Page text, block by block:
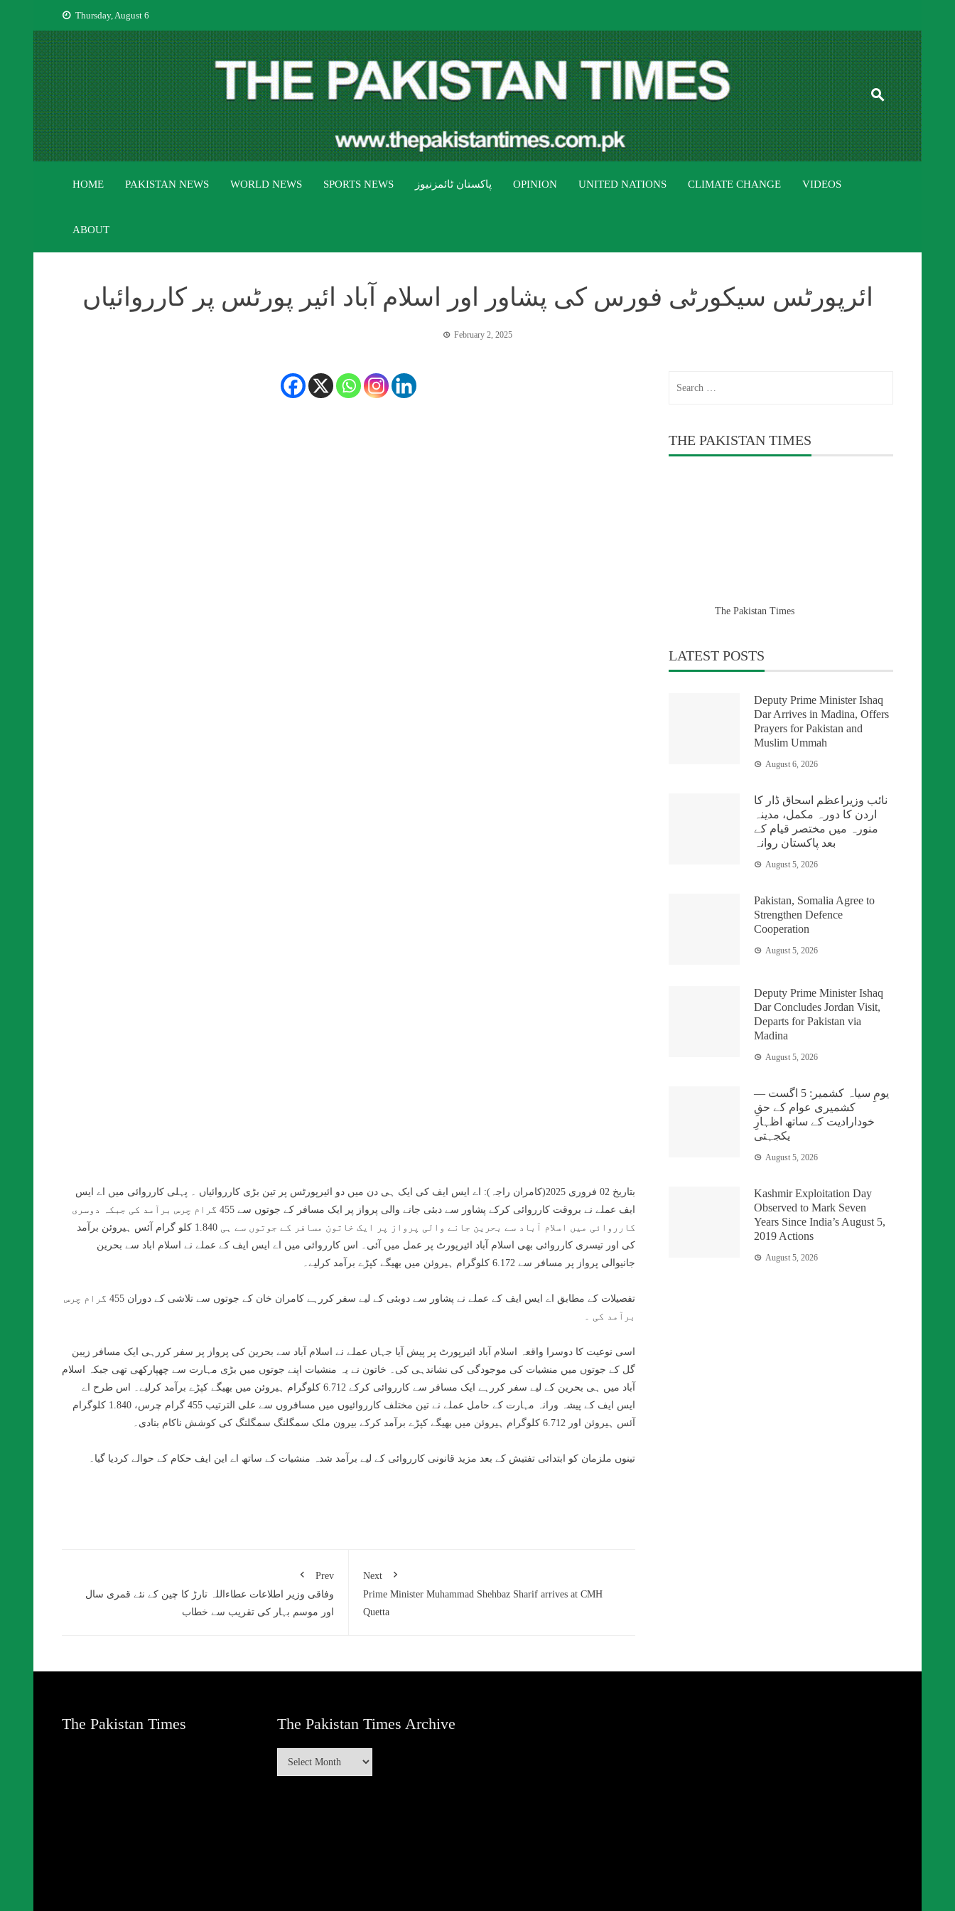
content
Thursday, August 6
THE PAKISTAN TIMES
The Pakistan Times
HOME PAKISTAN NEWS WORLD NEWS SPORTS NEWS پاکستان ٹائمزنیوز OPINION UNITED NATIONS CLIMATE CHANGE VIDEOS
ABOUT
ائرپورٹس سیکورٹی فورس کی پشاور اور اسلام آباد ائیر پورٹس پر کارروائیاں
February 2, 2025
بتاریخ 02 فروری 2025(کامران راجہ): اے ایس ایف کی ایک ہی دن میں دو ائیرپورٹس پر تین بڑی کارروائیاں ۔ پہلی کارروائی میں اے ایس
ایف عملے نے بروقت کارروائی کرکے پشاور سے دبئی جانے والی پرواز پر ایک مسافر کے جوتوں سے 455 گرام چرس برآمد کی جبکہ دوسری
کارروائی میں اسلام آباد سے بحرین جانے والی پرواز پر ایک خاتون مسافر کے جوتوں سے ہی 1.840 کلو گرام آئس ہیروئن برآمد
کی اور تیسری کارروائی بھی اسلام آباد ائیرپورٹ پر عمل میں آئی۔ اس کارروائی میں اے ایس ایف کے عملے نے اسلام اباد سے بحرین
جانیوالی پرواز پر مسافر سے 6.172 کلوگرام ہیروئن میں بھیگے کپڑے برآمد کرلیے۔
تفصیلات کے مطابق اے ایس ایف کے عملے نے پشاور سے دوبئی کے لیے سفر کررہے کامران خان کے جوتوں سے تلاشی کے دوران 455 گرام چرس
برآمد کی ۔
اسی نوعیت کا دوسرا واقعہ اسلام آباد ائیرپورٹ پر پیش آیا جہاں عملے نے اسلام آباد سے بحرین کی پرواز پر سفر کررہی ایک مسافر زیبن
گل کے جوتوں میں منشیات کی موجودگی کی نشاندہی کی۔ خاتون نے یہ منشیات اپنے جوتوں میں بڑی مہارت سے چھپارکھی تھی جبکہ اسلام
آباد میں ہی بحرین کے لیے سفر کررہے ایک مسافر سے کارروائی کرکے 6.712 کلوگرام ہیروئن میں بھیگے کپڑے برآمد کرلیے۔ اس طرح اے
ایس ایف کے پیشہ ورانہ مہارت کے حامل عملے نے تین مختلف کارروائیوں میں مسافروں سے علی الترتیب 455 گرام چرس، 1.840 کلوگرام
آئس ہیروئن اور 6.712 کلوگرام ہیروئن میں بھیگے کپڑے برآمد کرکے بیرون ملک سمگلنگ سمگلنگ کی کوشش ناکام بنادی۔
تینوں ملزمان کو ابتدائی تفتیش کے بعد مزید قانونی کارروائی کے لیے برآمد شدہ منشیات کے ساتھ اے این ایف حکام کے حوالے کردیا گیا۔
Prev
وفاقی وزیر اطلاعات عطاءاللہ تارڑ کا چین کے نئے قمری سال
اور موسم بہار کی تقریب سے خطاب
Next
Prime Minister Muhammad Shehbaz Sharif arrives at CMH
Quetta
THE PAKISTAN TIMES
The Pakistan Times
LATEST POSTS
Deputy Prime Minister Ishaq
Dar Arrives in Madina, Offers
Prayers for Pakistan and
Muslim Ummah
August 6, 2026
نائب وزیراعظم اسحاق ڈار کا
اردن کا دورہ مکمل، مدینہ
منورہ میں مختصر قیام کے
بعد پاکستان روانہ
August 5, 2026
Pakistan, Somalia Agree to
Strengthen Defence
Cooperation
August 5, 2026
Deputy Prime Minister Ishaq
Dar Concludes Jordan Visit,
Departs for Pakistan via
Madina
August 5, 2026
یومِ سیاہ کشمیر: 5 اگست —
کشمیری عوام کے حقِ
خودارادیت کے ساتھ اظہارِ
یکجہتی
August 5, 2026
Kashmir Exploitation Day
Observed to Mark Seven
Years Since India’s August 5,
2019 Actions
August 5, 2026
The Pakistan Times The Pakistan Times Archive
The
Pakistan